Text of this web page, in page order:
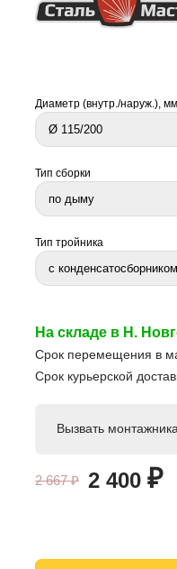
Диаметр (внутр./наруж.), мм
Тип сборки
Тип тройника
На складе в Н.
Срок перемещения в
Срок курьерской
2 667₽ 2 400 ₽
Вызвать